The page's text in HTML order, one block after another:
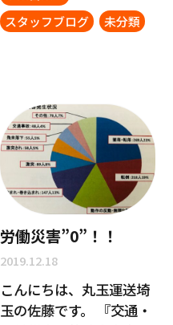
スタッフブログ
未分類
労働災害”0”！！
2019.12.18
こんにちは、丸玉運送埼
玉の佐藤です。 『交通・